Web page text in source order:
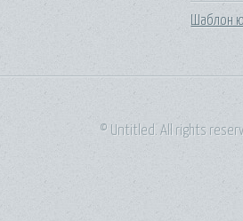
Шаблон
© Untitled. All rights